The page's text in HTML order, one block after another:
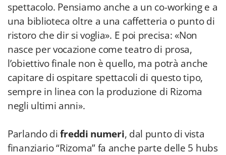
spettacolo. Pensiamo anche a un co-working e a
una biblioteca oltre a una caffetteria o punto di
ristoro che dir si voglia». E poi precisa: «Non
nasce per vocazione come teatro di prosa,
l’obiettivo finale non è quello, ma potrà anche
capitare di ospitare spettacoli di questo tipo,
sempre in linea con la produzione di Rizoma
negli ultimi anni».
Parlando difreddi numeri, dal punto di vista
finanziario “Rizoma” fa anche parte delle 5 hubs